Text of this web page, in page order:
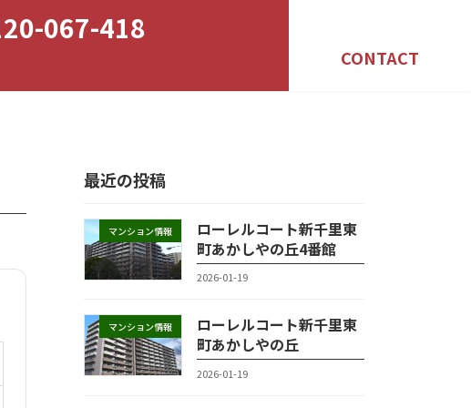
067-418
CONTACT
最近の投稿
マンション情報
ローレルコート新千里東
町あかしやの丘4番館
2026-01-19
マンション情報
ローレルコート新千里東
町あかしやの丘
2026-01-19